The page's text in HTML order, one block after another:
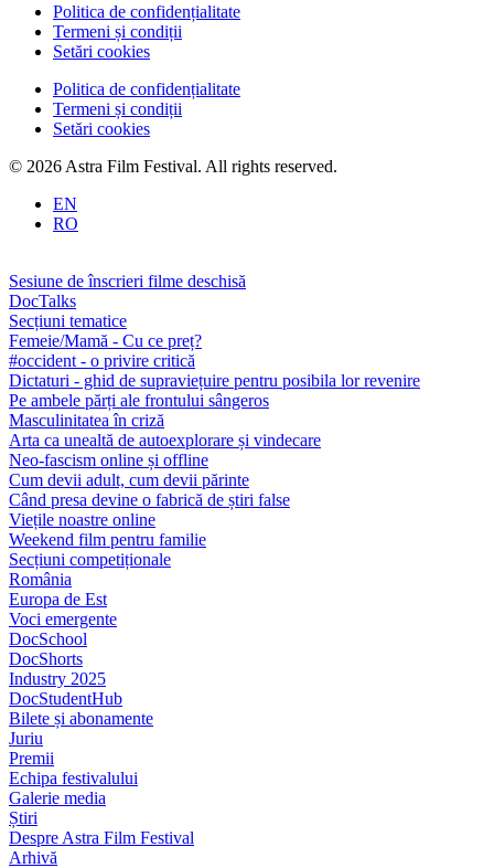
Politica de confidențialitate
Termeni și condiții
Setări cookies
Politica de confidențialitate
Termeni și condiții
Setări cookies
© 2026 Astra Film Festival. All rights reserved.
EN
RO
Sesiune de înscrieri filme deschisă
DocTalks
Secțiuni tematice
Femeie/Mamă - Cu ce preț?
#occident - o privire critică
Dictaturi - ghid de supraviețuire pentru posibila lor revenire
Pe ambele părți ale frontului sângeros
Masculinitatea în criză
Arta ca unealtă de autoexplorare și vindecare
Neo-fascism online și offline
Cum devii adult, cum devii părinte
Când presa devine o fabrică de știri false
Viețile noastre online
Weekend film pentru familie
Secțiuni competiționale
România
Europa de Est
Voci emergente
DocSchool
DocShorts
Industry 2025
DocStudentHub
Bilete și abonamente
Juriu
Premii
Echipa festivalului
Galerie media
Știri
Despre Astra Film Festival
Arhivă